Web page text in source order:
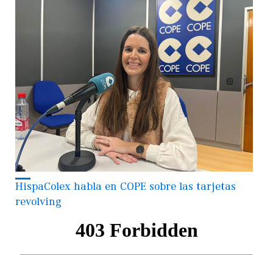
HispaColex habla en COPE sobre las tarjetas
revolving